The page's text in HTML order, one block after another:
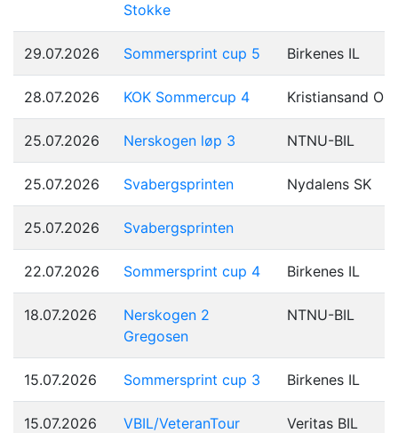
Stokke
29.07.2026 Sommersprint cup 5 Birkenes IL
28.07.2026 KOK Sommercup 4 Kristiansand OK
25.07.2026 Nerskogen løp 3 NTNU-BIL
25.07.2026 Svabergsprinten Nydalens SK
25.07.2026 Svabergsprinten
22.07.2026 Sommersprint cup 4 Birkenes IL
18.07.2026
Nerskogen 2
Gregosen
NTNU-BIL
15.07.2026 Sommersprint cup 3 Birkenes IL
15.07.2026 VBIL/VeteranTour Veritas BIL